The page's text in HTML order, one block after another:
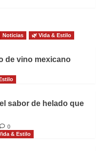
Noticias 🌿 Vida & Estilo
de vino mexicano
sabor de helado que
0
& Estilo